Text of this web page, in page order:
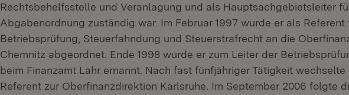
Rechtsbehelfsstelle und Veranlagung und als Hauptsachgebietsleiter
Abgabenordnung zuständig war. Im Februar 1997 wurde er als Referent
Betriebsprüfung, Steuerfahndung und Steuerstrafrecht an die
Chemnitz abgeordnet. Ende 1998 wurde er zum Leiter der
beim Finanzamt Lahr ernannt. Nach fast fünfjähriger Tätigkeit wechselte
Referent zur Oberfinanzdirektion Karlsruhe. Im September 2006 folgte